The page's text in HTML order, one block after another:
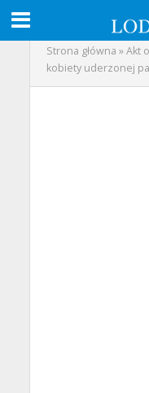
Strona główna »Akt
kobiety uderzonej